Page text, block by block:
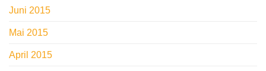
Juni 2015
Mai 2015
April 2015